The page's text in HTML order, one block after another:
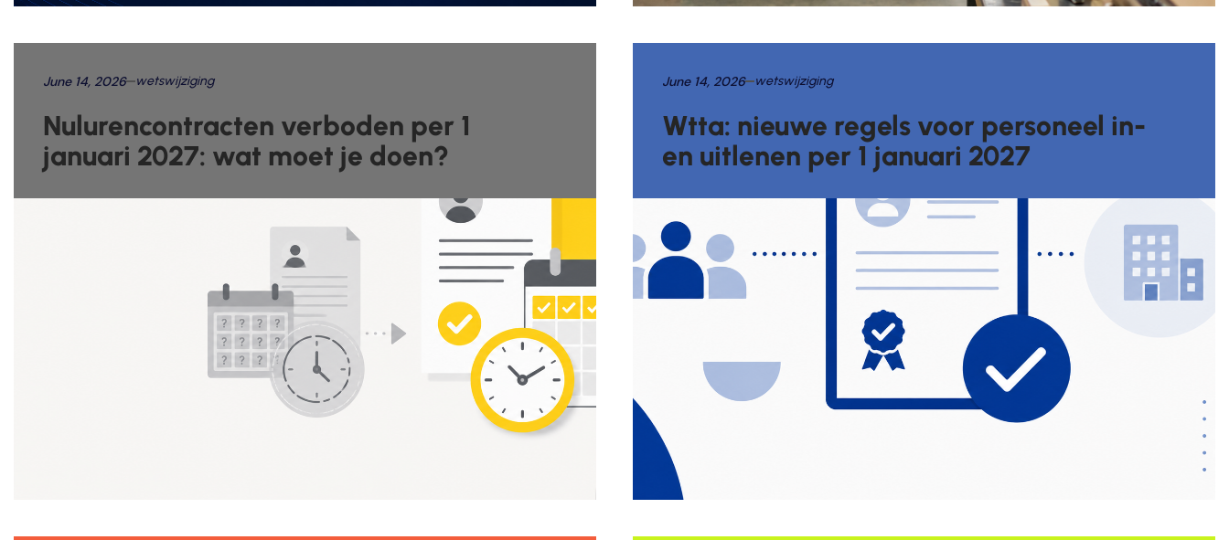
June 14, 2026 wetswijziging
Nulurencontracten verboden per 1
januari 2027: wat moet je doen?
June 14, 2026 wetswijziging
Wtta: nieuwe regels voor personeel in-
en uitlenen per 1 januari 2027